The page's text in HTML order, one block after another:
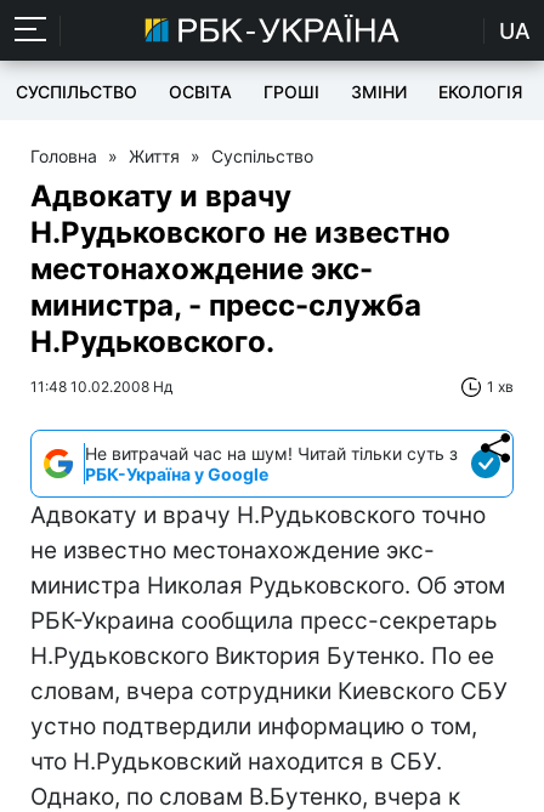
UA
СУСПІЛЬСТВО ОСВІТА ГРОШІ ЗМІНИ ЕКОЛОГІЯ
Головна » Життя » Суспільство
Адвокату и врачу
Н.Рудьковского не известно
местонахождение экс-
министра, - пресс-служба
Н.Рудьковского.
11:48 10.02.2008 Нд 1 хв
Не витрачай час на шум! Читай тільки суть з
РБК-Україна у Google
Адвокату и врачу Н.Рудьковского точно
не известно местонахождение экс-
министра Николая Рудьковского. Об этом
РБК-Украина сообщила пресс-секретарь
Н.Рудьковского Виктория Бутенко. По ее
словам, вчера сотрудники Киевского СБУ
устно подтвердили информацию о том,
что Н.Рудьковский находится в СБУ.
Однако, по словам В.Бутенко, вчера к